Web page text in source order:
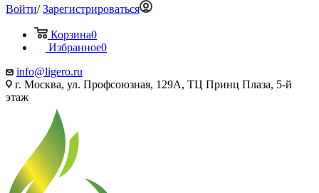
Войти/Зарегистрироваться
Корзина0
Избранное0
info@ligero.ru
г. Москва, ул. Профсоюзная, 129А, ТЦ Принц Плаза, 5-й
этаж